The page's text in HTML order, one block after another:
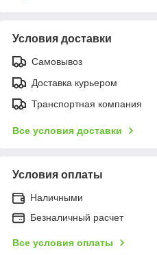
Условия доставки
Самовывоз
Доставка курьером
Транспортная компания
Все условия доставки
Условия оплаты
Наличными
Безналичный расчет
Все условия оплаты